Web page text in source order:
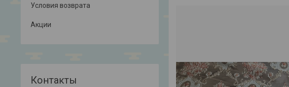
Условия возврата
Акции